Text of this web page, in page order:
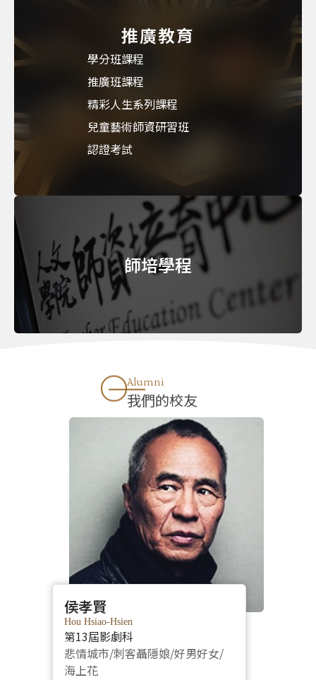
推廣教育
學分班課程
推廣班課程
精彩人生系列課程
兒童藝術師資研習班
認證考試
師培學程
Alumni
我們的校友
侯孝賢
Hou Hsiao-Hsien
第13屆影劇科
悲情城市/刺客聶隱娘/好男好女/
海上花